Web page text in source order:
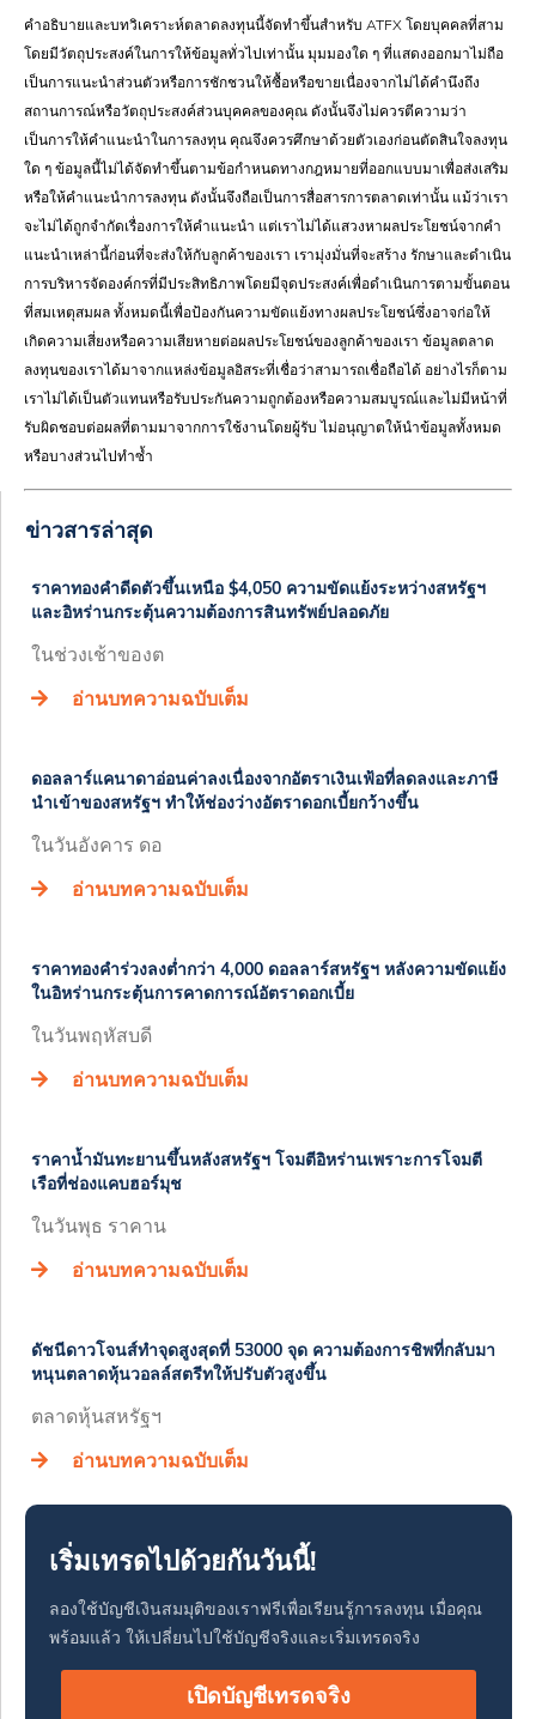
คำอธิบายและบทวิเคราะห์ตลาดลงทุนนี้จัดทำขึ้นสำหรับ ATFX โดยบุคคลที่สาม
โดยมีวัตถุประสงค์ในการให้ข้อมูลทั่วไปเท่านั้น มุมมองใด ๆ ที่แสดงออกมาไม่ถือ
เป็นการแนะนำส่วนตัวหรือการชักชวนให้ซื้อหรือขายเนื่องจากไม่ได้คำนึงถึง
สถานการณ์หรือวัตถุประสงค์ส่วนบุคคลของคุณ ดังนั้นจึงไม่ควรตีความว่า
เป็นการให้คำแนะนำในการลงทุน คุณจึงควรศึกษาด้วยตัวเองก่อนตัดสินใจลงทุน
ใด ๆ ข้อมูลนี้ไม่ได้จัดทำขึ้นตามข้อกำหนดทางกฎหมายที่ออกแบบมาเพื่อส่งเสริม
หรือให้คำแนะนำการลงทุน ดังนั้นจึงถือเป็นการสื่อสารการตลาดเท่านั้น แม้ว่าเรา
จะไม่ได้ถูกจำกัดเรื่องการให้คำแนะนำ แต่เราไม่ได้แสวงหาผลประโยชน์จากคำ
แนะนำเหล่านี้ก่อนที่จะส่งให้กับลูกค้าของเรา เรามุ่งมั่นที่จะสร้าง รักษาและดำเนิน
การบริหารจัดองค์กรที่มีประสิทธิภาพโดยมีจุดประสงค์เพื่อดำเนินการตามขั้นตอน
ที่สมเหตุสมผล ทั้งหมดนี้เพื่อป้องกันความขัดแย้งทางผลประโยชน์ซึ่งอาจก่อให้
เกิดความเสี่ยงหรือความเสียหายต่อผลประโยชน์ของลูกค้าของเรา ข้อมูลตลาด
ลงทุนของเราได้มาจากแหล่งข้อมูลอิสระที่เชื่อว่าสามารถเชื่อถือได้ อย่างไรก็ตาม
เราไม่ได้เป็นตัวแทนหรือรับประกันความถูกต้องหรือความสมบูรณ์และไม่มีหน้าที่
รับผิดชอบต่อผลที่ตามมาจากการใช้งานโดยผู้รับ ไม่อนุญาตให้นำข้อมูลทั้งหมด
หรือบางส่วนไปทำซ้ำ
ข่าวสารล่าสุด
ราคาทองคำดีดตัวขึ้นเหนือ $4,050 ความขัดแย้งระหว่างสหรัฐฯ
และอิหร่านกระตุ้นความต้องการสินทรัพย์ปลอดภัย
ในช่วงเช้าของต
อ่านบทความฉบับเต็ม
ดอลลาร์แคนาดาอ่อนค่าลงเนื่องจากอัตราเงินเฟ้อที่ลดลงและภาษี
นำเข้าของสหรัฐฯ ทำให้ช่องว่างอัตราดอกเบี้ยกว้างขึ้น
ในวันอังคาร ดอ
อ่านบทความฉบับเต็ม
ราคาทองคำร่วงลงต่ำกว่า 4,000 ดอลลาร์สหรัฐฯ หลังความขัดแย้ง
ในอิหร่านกระตุ้นการคาดการณ์อัตราดอกเบี้ย
ในวันพฤหัสบดี
อ่านบทความฉบับเต็ม
ราคาน้ำมันทะยานขึ้นหลังสหรัฐฯ โจมตีอิหร่านเพราะการโจมตี
เรือที่ช่องแคบฮอร์มุช
ในวันพุธ ราคาน
อ่านบทความฉบับเต็ม
ดัชนีดาวโจนส์ทำจุดสูงสุดที่ 53000 จุด ความต้องการชิพที่กลับมา
หนุนตลาดหุ้นวอลล์สตรีทให้ปรับตัวสูงขึ้น
ตลาดหุ้นสหรัฐฯ
อ่านบทความฉบับเต็ม
เริ่มเทรดไปด้วยกันวันนี้!
ลองใช้บัญชีเงินสมมุติของเราฟรีเพื่อเรียนรู้การลงทุน เมื่อคุณ
พร้อมแล้ว ให้เปลี่ยนไปใช้บัญชีจริงและเริ่มเทรดจริง
เปิดบัญชีเทรดจริง